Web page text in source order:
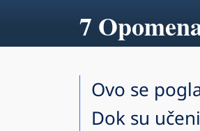
7
Ovo se
Dok su